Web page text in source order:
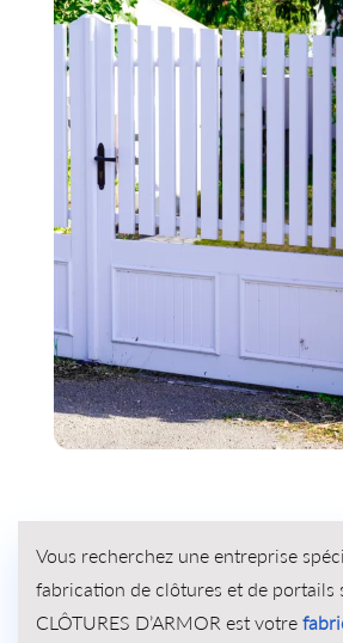
Vous recherchez une entreprise
fabrication de clôtures et de portails
CLÔTURES D’ARMOR est votre